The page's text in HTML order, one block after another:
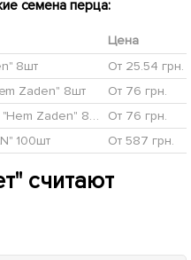
Нет в наличии
Перец "Зорже" ТМ "Садиба